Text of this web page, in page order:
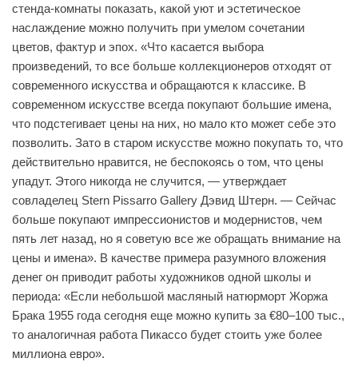
стенда-комнаты показать, какой уют и эстетическое
наслаждение можно получить при умелом сочетании
цветов, фактур и эпох. «Что касается выбора
произведений, то все больше коллекционеров отходят от
современного искусства и обращаются к классике. В
современном искусстве всегда покупают большие имена,
что подстегивает цены на них, но мало кто может себе это
позволить. Зато в старом искусстве можно покупать то, что
действительно нравится, не беспокоясь о том, что цены
упадут. Этого никогда не случится, — утверждает
совладелец Stern Pissarro Gallery Дэвид Штерн. — Сейчас
больше покупают импрессионистов и модернистов, чем
пять лет назад, но я советую все же обращать внимание на
цены и имена». В качестве примера разумного вложения
денег он приводит работы художников одной школы и
периода: «Если небольшой масляный натюрморт Жоржа
Брака 1955 года сегодня еще можно купить за €80–100 тыс.,
то аналогичная работа Пикассо будет стоить уже более
миллиона евро».